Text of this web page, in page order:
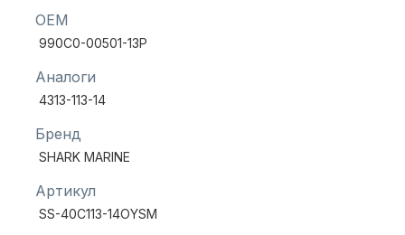
Дистанционное управление
OEM
990C0-00501-13P
Аналоги
4313-113-14
Бренд
SHARK MARINE
Артикул
SS-40C113-14OYSM